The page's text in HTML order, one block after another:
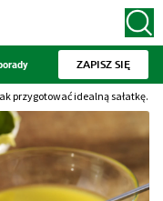
ZAPISZ SIĘ
przygotować idealną sałatkę.